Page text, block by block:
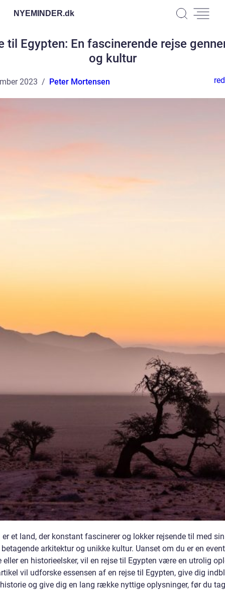
NYEMINDER.dk
til Egypten: En fascinerende rejse
og kultur
2023 Peter Mortensen
er et land, der konstant fascinerer og lokker rejsende til med
arkitektur og unikke kultur. Uanset om du er en
eller en historieelsker, vil en rejse til Egypten være en utrolig
vil udforske essensen af en rejse til Egypten, give dig
og give dig en lang række nyttige oplysninger, før du